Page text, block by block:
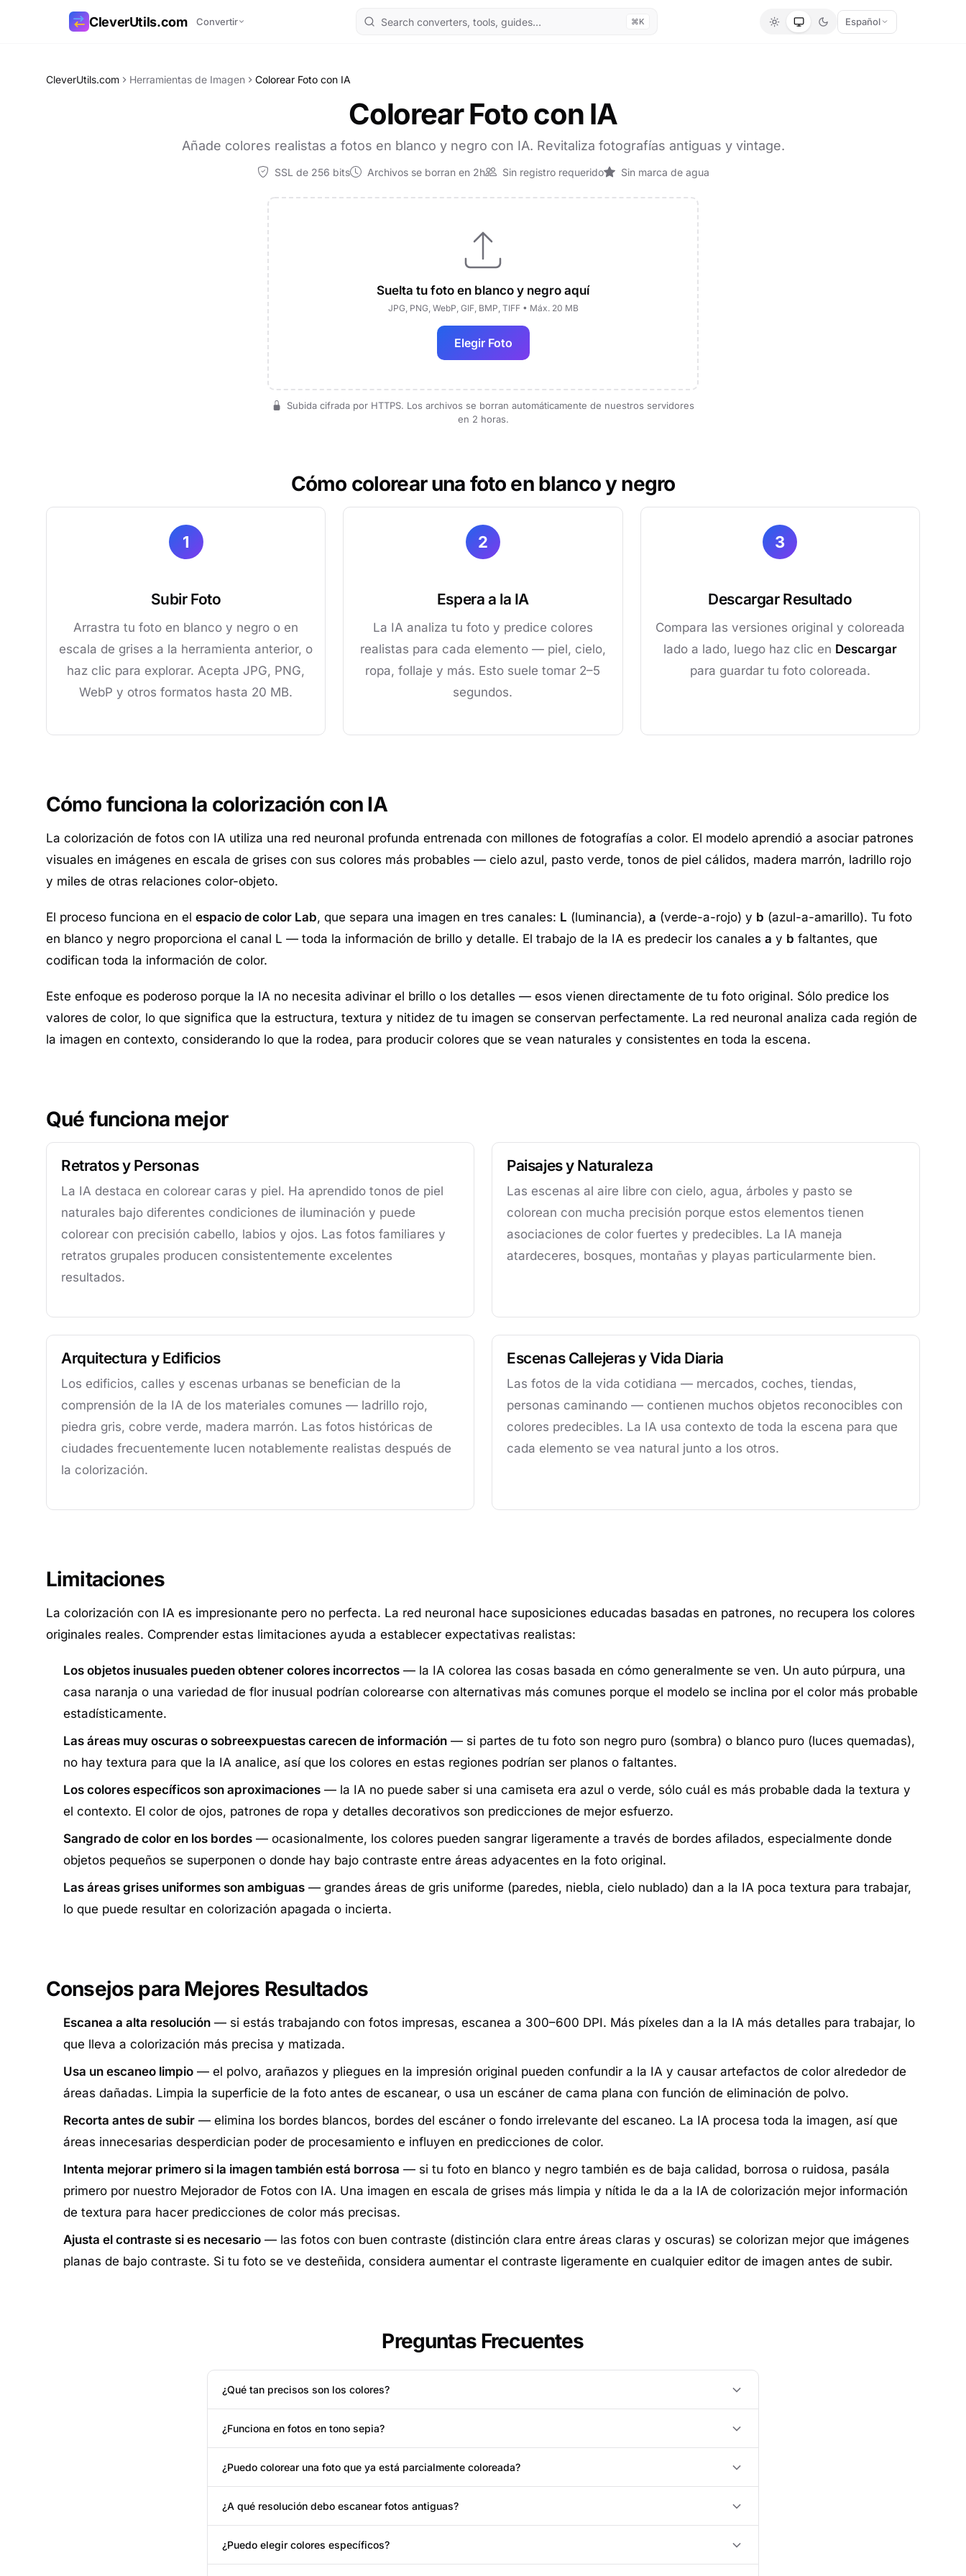
CleverUtils.com Convertir ⌘K Español
CleverUtils.com Herramientas de Imagen Colorear Foto con IA
Colorear Foto con IA
Añade colores realistas a fotos en blanco y negro con IA. Revitaliza fotografías antiguas y vintage.
SSL de 256 bits Archivos se borran en 2h Sin registro requerido Sin marca de agua
Suelta tu foto en blanco y negro aquí
JPG, PNG, WebP, GIF, BMP, TIFF • Máx. 20 MB
Elegir Foto
Subida cifrada por HTTPS. Los archivos se borran automáticamente de nuestros servidores
en 2 horas.
Cómo colorear una foto en blanco y negro
1
Subir Foto
Arrastra tu foto en blanco y negro o en
escala de grises a la herramienta anterior, o
haz clic para explorar. Acepta JPG, PNG,
WebP y otros formatos hasta 20 MB.
2
Espera a la IA
La IA analiza tu foto y predice colores
realistas para cada elemento — piel, cielo,
ropa, follaje y más. Esto suele tomar 2–5
segundos.
3
Descargar Resultado
Compara las versiones original y coloreada
lado a lado, luego haz clic en Descargar
para guardar tu foto coloreada.
Cómo funciona la colorización con IA
La colorización de fotos con IA utiliza una red neuronal profunda entrenada con millones de fotografías a color. El modelo aprendió a asociar patrones
visuales en imágenes en escala de grises con sus colores más probables — cielo azul, pasto verde, tonos de piel cálidos, madera marrón, ladrillo rojo
y miles de otras relaciones color-objeto.
El proceso funciona en el espacio de color Lab, que separa una imagen en tres canales: L (luminancia), a (verde-a-rojo) y b (azul-a-amarillo). Tu foto
en blanco y negro proporciona el canal L — toda la información de brillo y detalle. El trabajo de la IA es predecir los canales a y b faltantes, que
codifican toda la información de color.
Este enfoque es poderoso porque la IA no necesita adivinar el brillo o los detalles — esos vienen directamente de tu foto original. Sólo predice los
valores de color, lo que significa que la estructura, textura y nitidez de tu imagen se conservan perfectamente. La red neuronal analiza cada región de
la imagen en contexto, considerando lo que la rodea, para producir colores que se vean naturales y consistentes en toda la escena.
Qué funciona mejor
Retratos y Personas
La IA destaca en colorear caras y piel. Ha aprendido tonos de piel
naturales bajo diferentes condiciones de iluminación y puede
colorear con precisión cabello, labios y ojos. Las fotos familiares y
retratos grupales producen consistentemente excelentes
resultados.
Paisajes y Naturaleza
Las escenas al aire libre con cielo, agua, árboles y pasto se
colorean con mucha precisión porque estos elementos tienen
asociaciones de color fuertes y predecibles. La IA maneja
atardeceres, bosques, montañas y playas particularmente bien.
Arquitectura y Edificios
Los edificios, calles y escenas urbanas se benefician de la
comprensión de la IA de los materiales comunes — ladrillo rojo,
piedra gris, cobre verde, madera marrón. Las fotos históricas de
ciudades frecuentemente lucen notablemente realistas después de
la colorización.
Escenas Callejeras y Vida Diaria
Las fotos de la vida cotidiana — mercados, coches, tiendas,
personas caminando — contienen muchos objetos reconocibles con
colores predecibles. La IA usa contexto de toda la escena para que
cada elemento se vea natural junto a los otros.
Limitaciones
La colorización con IA es impresionante pero no perfecta. La red neuronal hace suposiciones educadas basadas en patrones, no recupera los colores
originales reales. Comprender estas limitaciones ayuda a establecer expectativas realistas:
Los objetos inusuales pueden obtener colores incorrectos — la IA colorea las cosas basada en cómo generalmente se ven. Un auto púrpura, una
casa naranja o una variedad de flor inusual podrían colorearse con alternativas más comunes porque el modelo se inclina por el color más probable
estadísticamente.
Las áreas muy oscuras o sobreexpuestas carecen de información — si partes de tu foto son negro puro (sombra) o blanco puro (luces quemadas),
no hay textura para que la IA analice, así que los colores en estas regiones podrían ser planos o faltantes.
Los colores específicos son aproximaciones — la IA no puede saber si una camiseta era azul o verde, sólo cuál es más probable dada la textura y
el contexto. El color de ojos, patrones de ropa y detalles decorativos son predicciones de mejor esfuerzo.
Sangrado de color en los bordes — ocasionalmente, los colores pueden sangrar ligeramente a través de bordes afilados, especialmente donde
objetos pequeños se superponen o donde hay bajo contraste entre áreas adyacentes en la foto original.
Las áreas grises uniformes son ambiguas — grandes áreas de gris uniforme (paredes, niebla, cielo nublado) dan a la IA poca textura para trabajar,
lo que puede resultar en colorización apagada o incierta.
Consejos para Mejores Resultados
Escanea a alta resolución — si estás trabajando con fotos impresas, escanea a 300–600 DPI. Más píxeles dan a la IA más detalles para trabajar, lo
que lleva a colorización más precisa y matizada.
Usa un escaneo limpio — el polvo, arañazos y pliegues en la impresión original pueden confundir a la IA y causar artefactos de color alrededor de
áreas dañadas. Limpia la superficie de la foto antes de escanear, o usa un escáner de cama plana con función de eliminación de polvo.
Recorta antes de subir — elimina los bordes blancos, bordes del escáner o fondo irrelevante del escaneo. La IA procesa toda la imagen, así que
áreas innecesarias desperdician poder de procesamiento e influyen en predicciones de color.
Intenta mejorar primero si la imagen también está borrosa — si tu foto en blanco y negro también es de baja calidad, borrosa o ruidosa, pasála
primero por nuestro Mejorador de Fotos con IA. Una imagen en escala de grises más limpia y nítida le da a la IA de colorización mejor información
de textura para hacer predicciones de color más precisas.
Ajusta el contraste si es necesario — las fotos con buen contraste (distinción clara entre áreas claras y oscuras) se colorizan mejor que imágenes
planas de bajo contraste. Si tu foto se ve desteñida, considera aumentar el contraste ligeramente en cualquier editor de imagen antes de subir.
Preguntas Frecuentes
¿Qué tan precisos son los colores?
¿Funciona en fotos en tono sepia?
¿Puedo colorear una foto que ya está parcialmente coloreada?
¿A qué resolución debo escanear fotos antiguas?
¿Puedo elegir colores específicos?